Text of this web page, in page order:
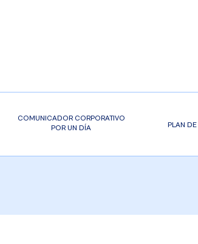
COMUNICADOR CORPORATIVO
POR UN DÍA
PLAN